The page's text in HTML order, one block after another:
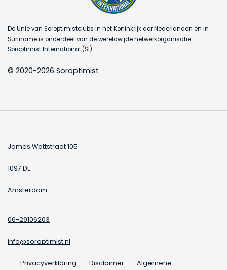
De Unie van Soroptimistclubs in het Koninkrijk der Nederlanden en in
Suriname is onderdeel van de wereldwijde netwerkorganisatie
Soroptimist International (SI).
© 2020-2026 Soroptimist
James Wattstraat 105
1097 DL
Amsterdam
06-29106203
info@soroptimist.nl
Privacyverklaring Disclaimer
Algemene